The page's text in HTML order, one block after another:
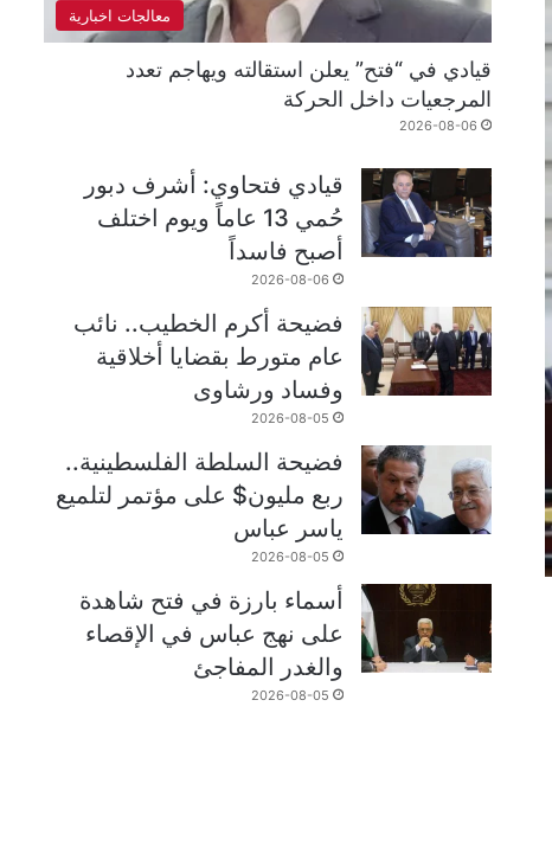
معالجات اخبارية
قيادي في “فتح” يعلن استقالته ويهاجم تعدد
المرجعيات داخل الحركة
2026-08-06
قيادي فتحاوي: أشرف دبور
حُمي 13 عاماً ويوم اختلف
أصبح فاسداً
2026-08-06
فضيحة أكرم الخطيب.. نائب
عام متورط بقضايا أخلاقية
وفساد ورشاوى
2026-08-05
فضيحة السلطة الفلسطينية..
ربع مليون$ على مؤتمر لتلميع
ياسر عباس
2026-08-05
أسماء بارزة في فتح شاهدة
على نهج عباس في الإقصاء
والغدر المفاجئ
2026-08-05